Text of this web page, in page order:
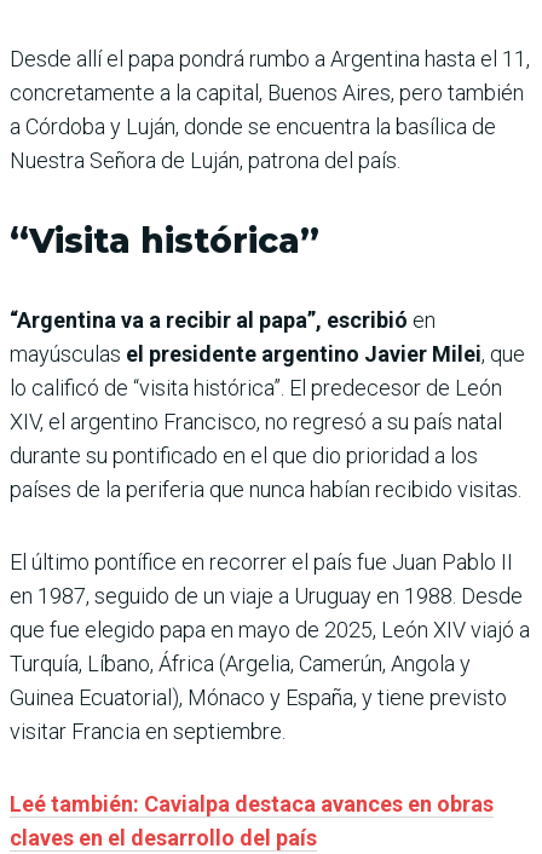
Desde allí el papa pondrá rumbo a Argentina hasta el 11,
concretamente a la capital, Buenos Aires, pero también
a Córdoba y Luján, donde se encuentra la basílica de
Nuestra Señora de Luján, patrona del país.
“Visita histórica”
“Argentina va a recibir al papa”, escribió en
mayúsculas el presidente argentino Javier Milei, que
lo calificó de “visita histórica”. El predecesor de León
XIV, el argentino Francisco, no regresó a su país natal
durante su pontificado en el que dio prioridad a los
países de la periferia que nunca habían recibido visitas.
El último pontífice en recorrer el país fue Juan Pablo II
en 1987, seguido de un viaje a Uruguay en 1988. Desde
que fue elegido papa en mayo de 2025, León XIV viajó a
Turquía, Líbano, África (Argelia, Camerún, Angola y
Guinea Ecuatorial), Mónaco y España, y tiene previsto
visitar Francia en septiembre.
Leé también: Cavialpa destaca avances en obras
claves en el desarrollo del país